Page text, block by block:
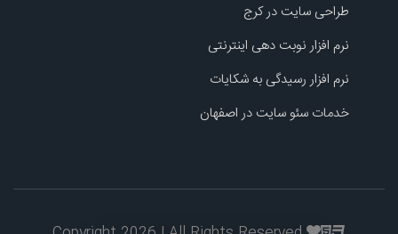
طراحی سایت در کرج
نرم افزار نوبت دهی اینترنتی
نرم افزار رسیدگی به شکایات
خدمات سئو سایت در اصفهان